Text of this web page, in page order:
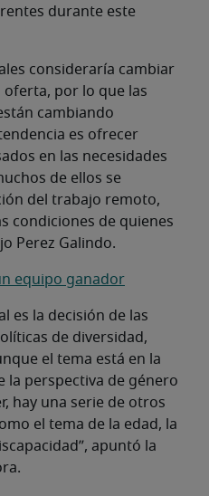
durante este
consideraría cambiar
oferta, por lo que las
cambiando
es ofrecer
en las necesidades
de ellos se
del trabajo remoto,
condiciones de quienes
Perez Galindo.
equipo ganador
es la decisión de las
de diversidad,
el tema está en la
la perspectiva de género
hay una serie de otros
el tema de la edad, la
apuntó la